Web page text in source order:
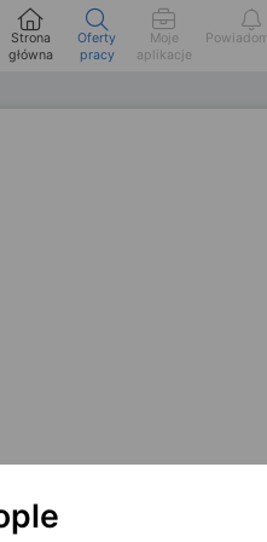
Strona
główna
Oferty
pracy
Moje
aplikacje
rolí bude zajištění připravenosti
navrhovat zlepšení IT služeb,